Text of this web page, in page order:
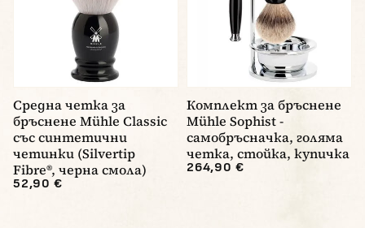
Средна четка за
бръснене Mühle Classic
със синтетични
четинки (Silvertip
Fibre®, черна смола)
52,90 €
Комплект за бръснене
Mühle Sophist -
самобръсначка, голяма
четка, стойка, купичка
264,90 €